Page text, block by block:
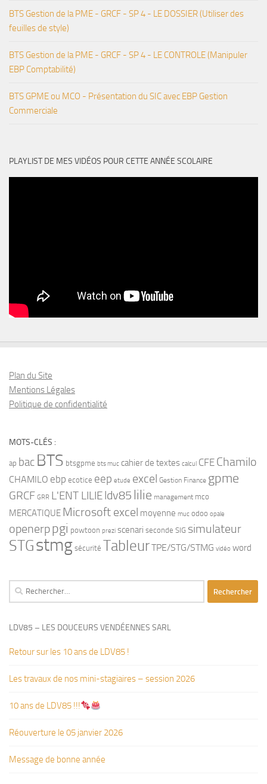
BTS Gestion de la PME - GRCF - SP 4 - LE DOSSIER (Utiliser des
feuilles de style)
BTS Gestion de la PME - GRCF - SP 4 - LE CONTROLE (Manipuler
EBP Comptabilité)
BTS GPME ou MCO - Présentation du SIC avec EBP Gestion
Commerciale
PLAYLIST DE MES VIDÉOS POUR CETTE ANNÉE SCOLAIRE
Plan du Site
Mentions Légales
Politique de confidentialité
MOTS-CLÉS :
ap bac BTS btsgpme bts muc cahier de textes calcul CFE Chamilo
CHAMILO ebp ecotice eep etude excel Gestion Finance gpme
GRCF GRR L'ENT LILIEldv85 lilie management mco
MERCATIQUE Microsoft excel moyenne muc odoo opale
openerppgi powtoon prezi scenari seconde SIG simulateur
STGstmg sécurité TableurTPE/STG/STMG vidéo word
Rechercher :
LDV85 – LES DOUCEURS VENDÉENNES SARL
Retour sur les 10 ans de LDV85 !
Les travaux de nos mini-stagiaires – session 2026 ‍‍‍‍‍
10 ans de LDV85 !!!
Réouverture le 05 janvier 2026
Message de bonne année